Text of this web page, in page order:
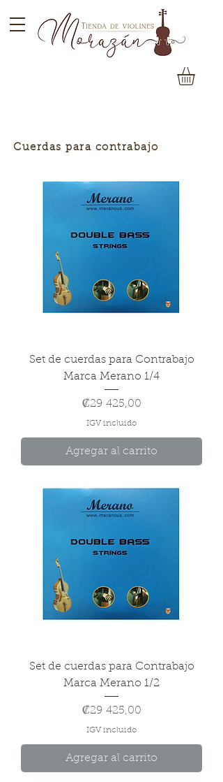
Set de cuerdas para Contrabajo
Marca Merano 1/4
Precio
₡29 425,00
IGV incluido
Agregar al carrito
Set de cuerdas para Contrabajo
Marca Merano 1/2
Precio
₡29 425,00
IGV incluido
Agregar al carrito
Cuerdas para contrabajo